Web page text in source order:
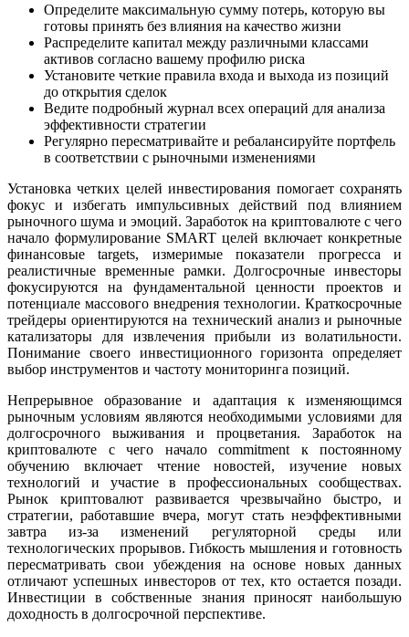
Определите максимальную сумму потерь, которую вы
готовы принять без влияния на качество жизни
Распределите капитал между различными классами
активов согласно вашему профилю риска
Установите четкие правила входа и выхода из позиций
до открытия сделок
Ведите подробный журнал всех операций для анализа
эффективности стратегии
Регулярно пересматривайте и ребалансируйте портфель
в соответствии с рыночными изменениями
Установка четких целей инвестирования помогает сохранять
фокус и избегать импульсивных действий под влиянием
рыночного шума и эмоций. Заработок на криптовалюте с чего
начало формулирование SMART целей включает конкретные
финансовые targets, измеримые показатели прогресса и
реалистичные временные рамки. Долгосрочные инвесторы
фокусируются на фундаментальной ценности проектов и
потенциале массового внедрения технологии. Краткосрочные
трейдеры ориентируются на технический анализ и рыночные
катализаторы для извлечения прибыли из волатильности.
Понимание своего инвестиционного горизонта определяет
выбор инструментов и частоту мониторинга позиций.
Непрерывное образование и адаптация к изменяющимся
рыночным условиям являются необходимыми условиями для
долгосрочного выживания и процветания. Заработок на
криптовалюте с чего начало commitment к постоянному
обучению включает чтение новостей, изучение новых
технологий и участие в профессиональных сообществах.
Рынок криптовалют развивается чрезвычайно быстро, и
стратегии, работавшие вчера, могут стать неэффективными
завтра из-за изменений регуляторной среды или
технологических прорывов. Гибкость мышления и готовность
пересматривать свои убеждения на основе новых данных
отличают успешных инвесторов от тех, кто остается позади.
Инвестиции в собственные знания приносят наибольшую
доходность в долгосрочной перспективе.